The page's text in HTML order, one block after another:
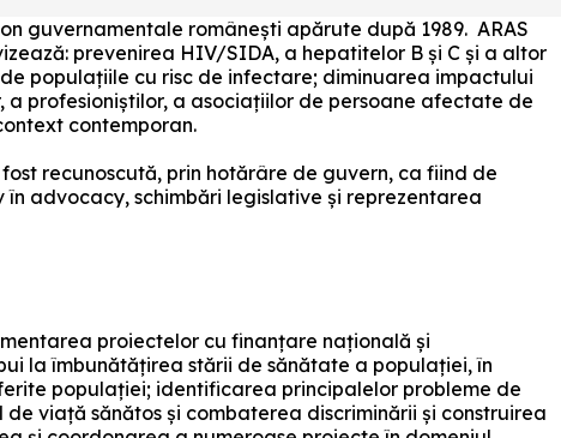
guvernamentale românești apărute după 1989. ARAS
prevenirea HIV/SIDA, a hepatitelor B și C și a altor
populațiile cu risc de infectare; diminuarea impactului
profesioniștilor, a asociațiilor de persoane afectate de
contemporan.
recunoscută, prin hotărâre de guvern, ca fiind de
advocacy, schimbări legislative și reprezentarea
proiectelor cu finanțare națională și
la îmbunătățirea stării de sănătate a populației, în
populației; identificarea principalelor probleme de
viață sănătos și combaterea discriminării și construirea